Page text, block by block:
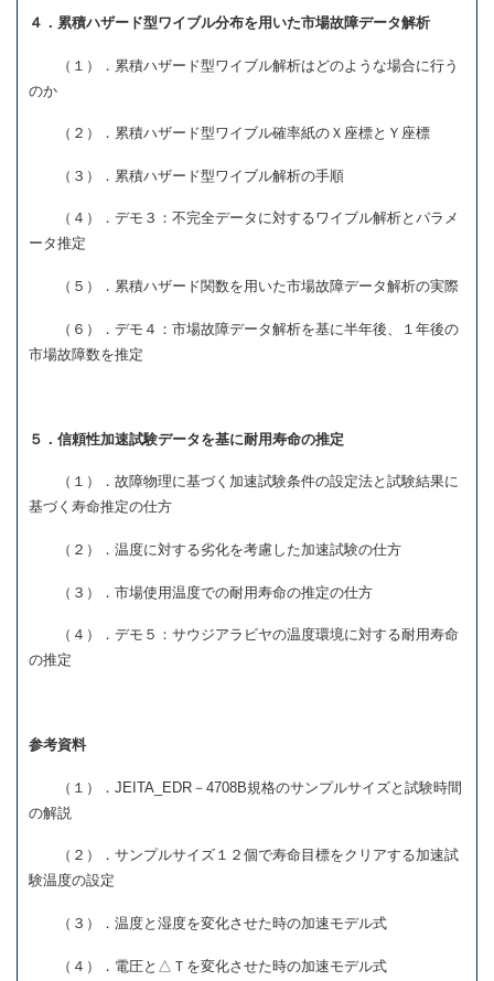
４．累積ハザード型ワイブル分布を用いた市場故障データ解析
（１）．累積ハザード型ワイブル解析はどのような場合に行う
のか
（２）．累積ハザード型ワイブル確率紙のＸ座標とＹ座標
（３）．累積ハザード型ワイブル解析の手順
（４）．デモ３：不完全データに対するワイブル解析とパラメ
ータ推定
（５）．累積ハザード関数を用いた市場故障データ解析の実際
（６）．デモ４：市場故障データ解析を基に半年後、１年後の
市場故障数を推定
５．信頼性加速試験データを基に耐用寿命の推定
（１）．故障物理に基づく加速試験条件の設定法と試験結果に
基づく寿命推定の仕方
（２）．温度に対する劣化を考慮した加速試験の仕方
（３）．市場使用温度での耐用寿命の推定の仕方
（４）．デモ５：サウジアラビヤの温度環境に対する耐用寿命
の推定
参考資料
（１）．JEITA_EDR－4708B規格のサンプルサイズと試験時間
の解説
（２）．サンプルサイズ１２個で寿命目標をクリアする加速試
験温度の設定
（３）．温度と湿度を変化させた時の加速モデル式
（４）．電圧と△Ｔを変化させた時の加速モデル式